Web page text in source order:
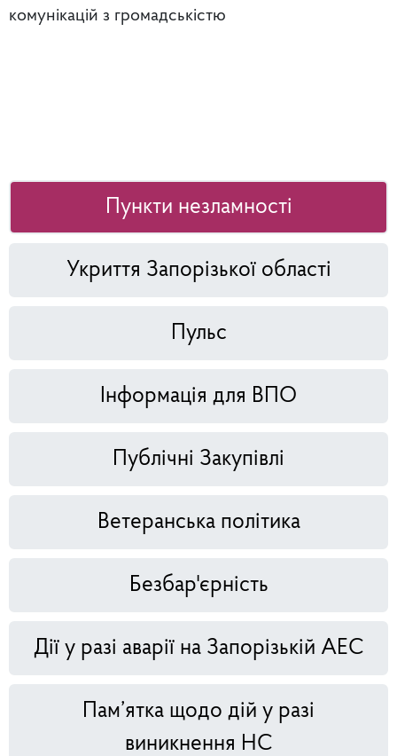
комунікацій з громадськістю
Пункти незламності
Укриття Запорізької області
Пульс
Інформація для ВПО
Публічні Закупівлі
Ветеранська політика
Безбар'єрність
Дії у разі аварії на Запорізькій АЕС
Пам’ятка щодо дій у разі
виникнення НС